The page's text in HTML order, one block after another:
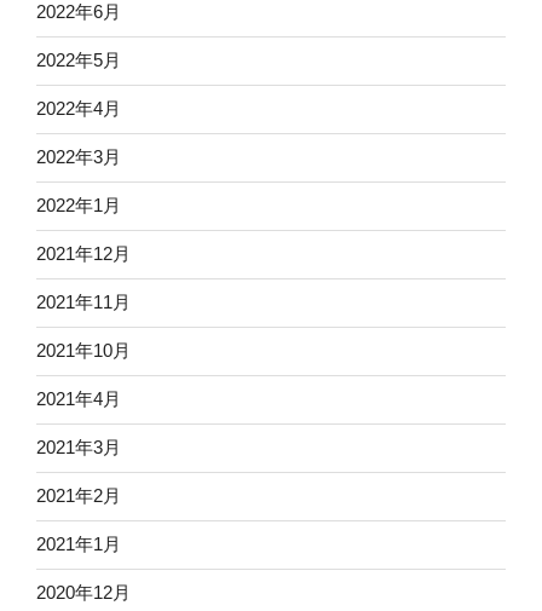
2022年6月
2022年5月
2022年4月
2022年3月
2022年1月
2021年12月
2021年11月
2021年10月
2021年4月
2021年3月
2021年2月
2021年1月
2020年12月